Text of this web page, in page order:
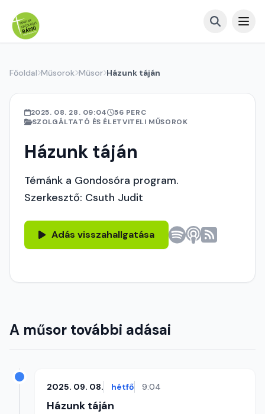
Főoldal Műsorok Műsor Házunk táján
2025. 08. 28. 09:04
56 PERC
SZOLGÁLTATÓ ÉS ÉLETVITELI MŰSOROK
Házunk táján
Témánk a Gondosóra program.
Szerkesztő: Csuth Judit
Adás visszahallgatása
A műsor további adásai
2025. 09. 08. hétfő 9:04
Házunk táján